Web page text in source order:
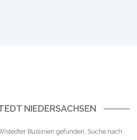
NIEDERSACHSEN
Buslinien gefunden. Suche nach